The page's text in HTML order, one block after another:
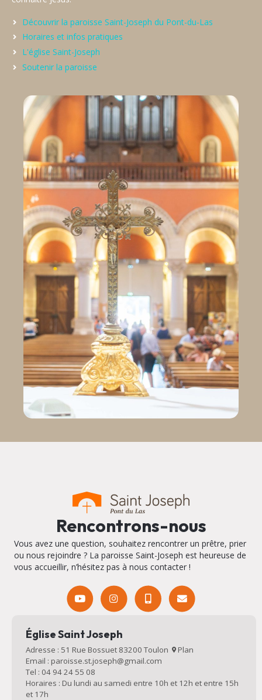
Découvrir la paroisse Saint-Joseph du Pont-du-Las
Horaires et infos pratiques
L'église Saint-Joseph
Soutenir la paroisse
Rencontrons-nous
Vous avez une question, souhaitez rencontrer un prêtre, prier
ou nous rejoindre ? La paroisse Saint-Joseph est heureuse de
vous accueillir, n’hésitez pas à nous contacter !
Église Saint Joseph
Adresse : 51 Rue Bossuet 83200 Toulon
Plan
Email : paroisse.st.joseph@gmail.com
Tel : 04 94 24 55 08
Horaires : Du lundi au samedi entre 10h et 12h et entre 15h
et 17h